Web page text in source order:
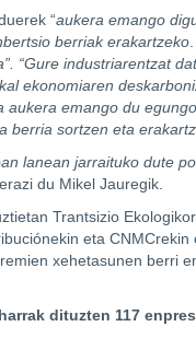
“aukera emango
berriak erakartzeko
“Gure industriarentzat
ekonomiaren
emango du
sortzen eta
lanean jarraituko dute
du Mikel Jauregik.
Trantsizio
eta CNMCrekin
xehetasunen berri
dituzten 117